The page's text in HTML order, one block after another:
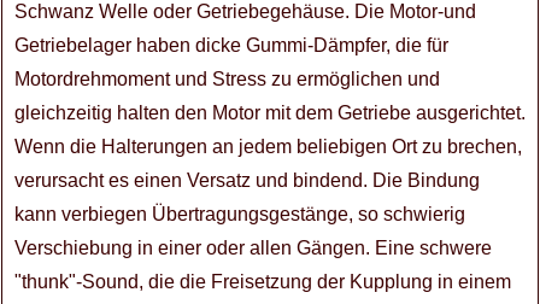
Schwanz Welle oder Getriebegehäuse. Die Motor-und
Getriebelager haben dicke Gummi-Dämpfer, die für
Motordrehmoment und Stress zu ermöglichen und
gleichzeitig halten den Motor mit dem Getriebe ausgerichtet.
Wenn die Halterungen an jedem beliebigen Ort zu brechen,
verursacht es einen Versatz und bindend. Die Bindung
kann verbiegen Übertragungsgestänge, so schwierig
Verschiebung in einer oder allen Gängen. Eine schwere
"thunk"-Sound, die die Freisetzung der Kupplung in einem